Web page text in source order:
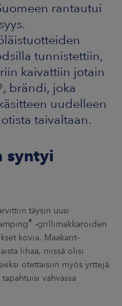
rantautui
tunnistettiin,
kaivattiin jotain
brändi, joka
uudelleen
taivaltaan.
syntyi
täysin uusi
® -grillimakkaroiden
kovia. Maakarit-
lihaa, niissä olisi
otettaisiin myös yrttejä
vahvassa